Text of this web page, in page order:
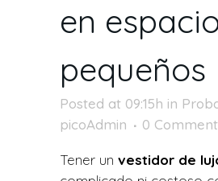
en
pequeños
Posted at 09:15h in
picoAdmin
0
Tener un vestidor de